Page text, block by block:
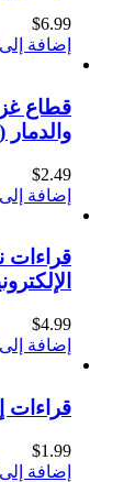
$6.99
إضافة
قطاع
والدمار
$2.49
إضافة
قراءات
$4.99
إضافة
قراءات
$1.99
إضافة